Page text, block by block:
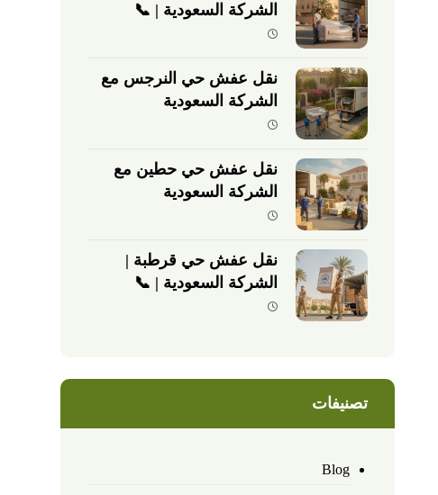
الشركة السعودية | 📞
0540026747
نقل عفش حي النرجس مع
الشركة السعودية
نقل عفش حي حطين مع
الشركة السعودية
نقل عفش حي قرطبة |
الشركة السعودية | 📞
0540026747
تصنيفات
Blog